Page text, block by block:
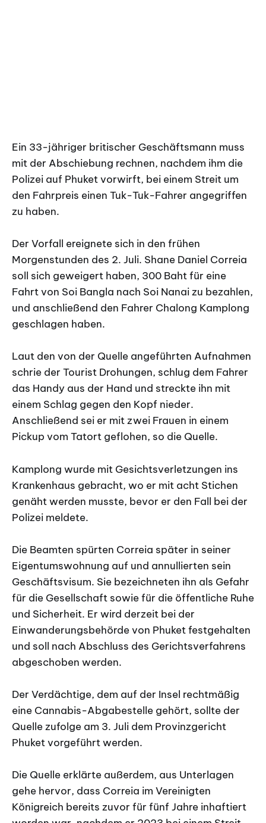
Ein 33-jähriger britischer Geschäftsmann muss
mit der Abschiebung rechnen, nachdem ihm die
Polizei auf Phuket vorwirft, bei einem Streit um
den Fahrpreis einen Tuk-Tuk-Fahrer angegriffen
zu haben.
Der Vorfall ereignete sich in den frühen
Morgenstunden des 2. Juli. Shane Daniel Correia
soll sich geweigert haben, 300 Baht für eine
Fahrt von Soi Bangla nach Soi Nanai zu bezahlen,
und anschließend den Fahrer Chalong Kamplong
geschlagen haben.
Laut den von der Quelle angeführten Aufnahmen
schrie der Tourist Drohungen, schlug dem Fahrer
das Handy aus der Hand und streckte ihn mit
einem Schlag gegen den Kopf nieder.
Anschließend sei er mit zwei Frauen in einem
Pickup vom Tatort geflohen, so die Quelle.
Kamplong wurde mit Gesichtsverletzungen ins
Krankenhaus gebracht, wo er mit acht Stichen
genäht werden musste, bevor er den Fall bei der
Polizei meldete.
Die Beamten spürten Correia später in seiner
Eigentumswohnung auf und annullierten sein
Geschäftsvisum. Sie bezeichneten ihn als Gefahr
für die Gesellschaft sowie für die öffentliche Ruhe
und Sicherheit. Er wird derzeit bei der
Einwanderungsbehörde von Phuket festgehalten
und soll nach Abschluss des Gerichtsverfahrens
abgeschoben werden.
Der Verdächtige, dem auf der Insel rechtmäßig
eine Cannabis-Abgabestelle gehört, sollte der
Quelle zufolge am 3. Juli dem Provinzgericht
Phuket vorgeführt werden.
Die Quelle erklärte außerdem, aus Unterlagen
gehe hervor, dass Correia im Vereinigten
Königreich bereits zuvor für fünf Jahre inhaftiert